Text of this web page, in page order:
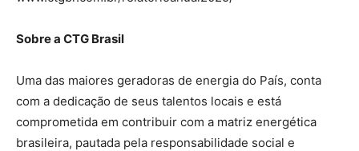
Sobre a CTG Brasil
Uma das maiores geradoras de energia do País, conta
com a dedicação de seus talentos locais e está
comprometida em contribuir com a matriz energética
brasileira, pautada pela responsabilidade social e